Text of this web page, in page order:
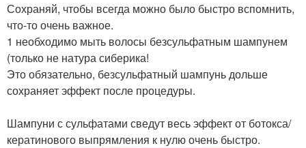
Сохраняй, чтобы всегда можно было быстро вспомнить,
что-то очень важное.
1 необходимо мыть волосы безсульфатным шампунем
(только не натура сиберика!
Это обязательно, безсульфатный шампунь дольше
сохраняет эффект после процедуры.
Шампуни с сульфатами сведут весь эффект от ботокса/
кератинового выпрямления к нулю очень быстро.